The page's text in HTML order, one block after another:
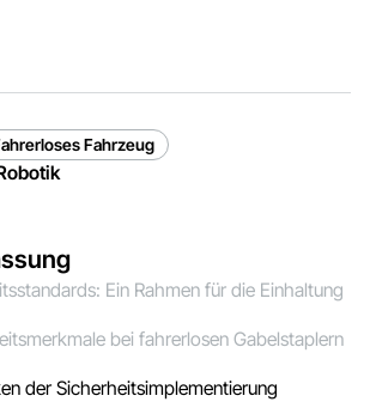
Fahrzeug
Ein Rahmen für die Einhaltung
bei fahrerlosen Gabelstaplern
der Sicherheitsimplementierung